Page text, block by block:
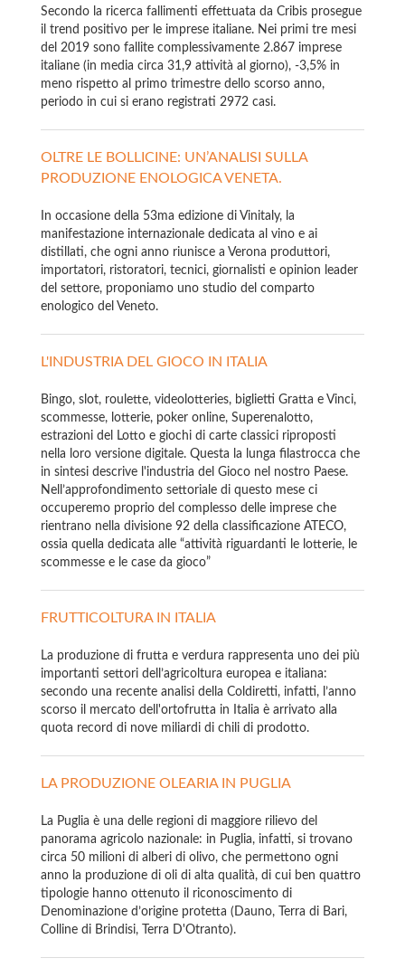
Secondo la ricerca fallimenti effettuata da Cribis prosegue
il trend positivo per le imprese italiane. Nei primi tre mesi
del 2019 sono fallite complessivamente 2.867 imprese
italiane (in media circa 31,9 attività al giorno), -3,5% in
meno rispetto al primo trimestre dello scorso anno,
periodo in cui si erano registrati 2972 casi.
OLTRE LE BOLLICINE: UN’ANALISI SULLA
PRODUZIONE ENOLOGICA VENETA.
In occasione della 53ma edizione di Vinitaly, la
manifestazione internazionale dedicata al vino e ai
distillati, che ogni anno riunisce a Verona produttori,
importatori, ristoratori, tecnici, giornalisti e opinion leader
del settore, proponiamo uno studio del comparto
enologico del Veneto.
L'INDUSTRIA DEL GIOCO IN ITALIA
Bingo, slot, roulette, videolotteries, biglietti Gratta e Vinci,
scommesse, lotterie, poker online, Superenalotto,
estrazioni del Lotto e giochi di carte classici riproposti
nella loro versione digitale. Questa la lunga filastrocca che
in sintesi descrive l'industria del Gioco nel nostro Paese.
Nell’approfondimento settoriale di questo mese ci
occuperemo proprio del complesso delle imprese che
rientrano nella divisione 92 della classificazione ATECO,
ossia quella dedicata alle “attività riguardanti le lotterie, le
scommesse e le case da gioco”
FRUTTICOLTURA IN ITALIA
La produzione di frutta e verdura rappresenta uno dei più
importanti settori dell’agricoltura europea e italiana:
secondo una recente analisi della Coldiretti, infatti, l’anno
scorso il mercato dell'ortofrutta in Italia è arrivato alla
quota record di nove miliardi di chili di prodotto.
LA PRODUZIONE OLEARIA IN PUGLIA
La Puglia è una delle regioni di maggiore rilievo del
panorama agricolo nazionale: in Puglia, infatti, si trovano
circa 50 milioni di alberi di olivo, che permettono ogni
anno la produzione di oli di alta qualità, di cui ben quattro
tipologie hanno ottenuto il riconoscimento di
Denominazione d’origine protetta (Dauno, Terra di Bari,
Colline di Brindisi, Terra D'Otranto).